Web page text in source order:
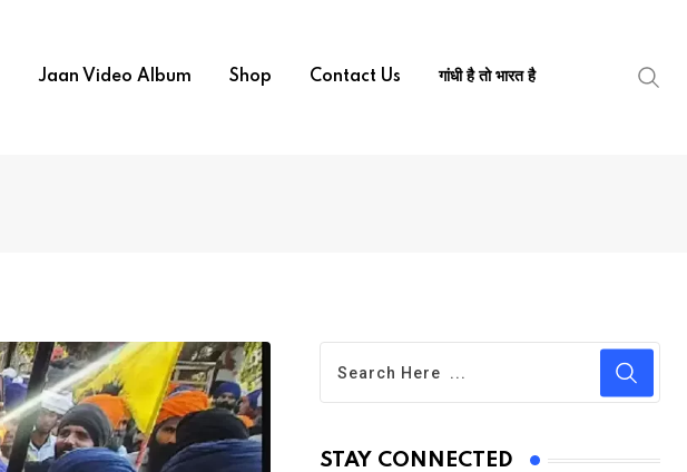
Jaan Video Album Shop Contact Us गांधी है तो भारत है
STAY CONNECTED